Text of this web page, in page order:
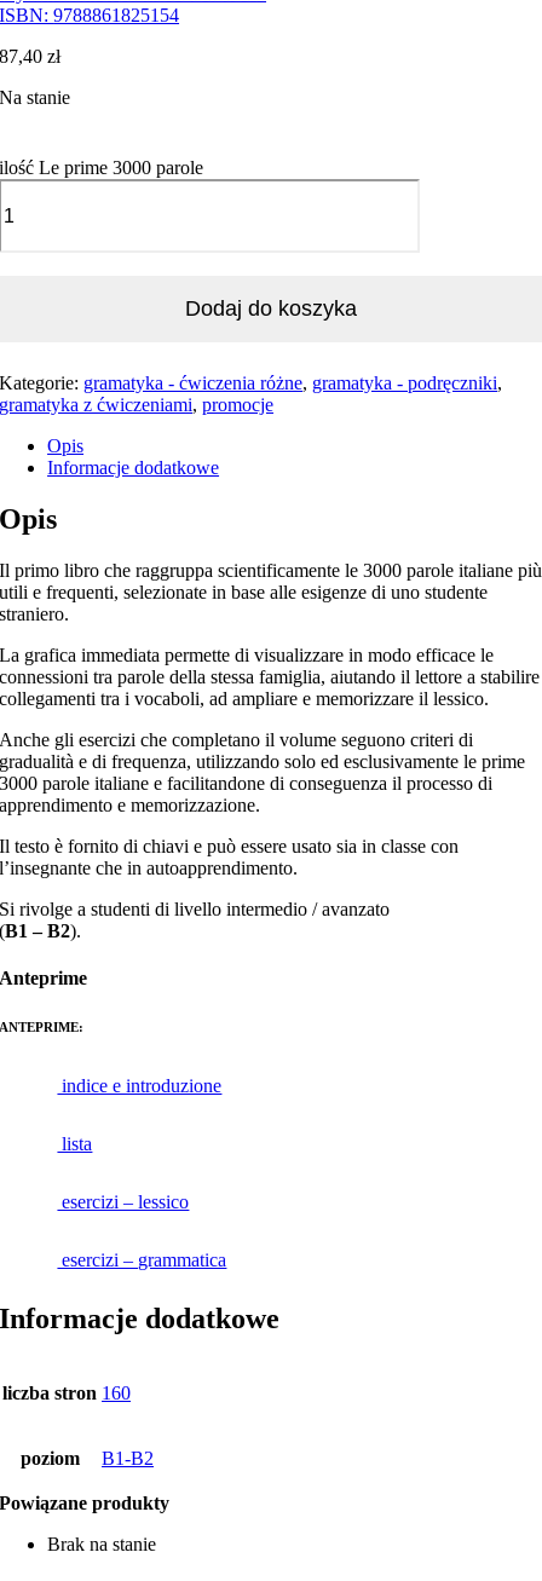
ISBN:9788861825154
87,40zł
Na stanie
ilość Le prime 3000 parole
Dodaj do koszyka
Kategorie: gramatyka - ćwiczenia różne, gramatyka - podręczniki,
gramatyka z ćwiczeniami,promocje
Opis
Informacje dodatkowe
Opis
Il primo libro che raggruppa scientificamente le 3000 parole italiane più
utili e frequenti, selezionate in base alle esigenze di uno studente
straniero.
La grafica immediata permette di visualizzare in modo efficace le
connessioni tra parole della stessa famiglia, aiutando il lettore a stabilire
collegamenti tra i vocaboli, ad ampliare e memorizzare il lessico.
Anche gli esercizi che completano il volume seguono criteri di
gradualità e di frequenza, utilizzando solo ed esclusivamente le prime
3000 parole italiane e facilitandone di conseguenza il processo di
apprendimento e memorizzazione.
Il testo è fornito di chiavi e può essere usato sia in classe con
l’insegnante che in autoapprendimento.
Si rivolge a studenti di livello intermedio / avanzato
(B1 – B2).
Anteprime
ANTEPRIME:
indice e introduzione
lista
esercizi – lessico
esercizi – grammatica
Informacje dodatkowe
liczba stron 160
poziom B1-B2
Powiązane produkty
Brak na stanie